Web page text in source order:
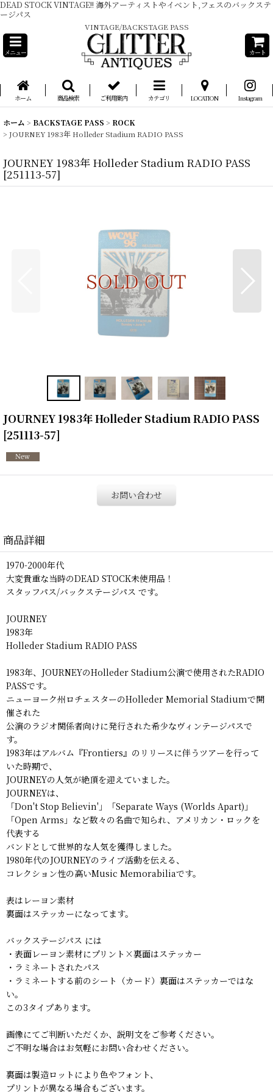
DEAD STOCK VINTAGE!! 海外アーティストやイベント,フェスのバックステ
ージパス
VINTAGE/BACKSTAGE PASS
メニュー カート
ホーム 商品検索 ご利用案内 カテゴリ LOCATION Instagram
ホーム > BACKSTAGE PASS > ROCK
> JOURNEY 1983年 Holleder Stadium RADIO PASS
JOURNEY 1983年 Holleder Stadium RADIO PASS
[251113-57]
JOURNEY 1983年 Holleder Stadium RADIO PASS
[251113-57]
お問い合わせ
商品詳細
1970-2000年代
大変貴重な当時のDEAD STOCK未使用品！
スタッフパス/バックステージパス です。
JOURNEY
1983年
Holleder Stadium RADIO PASS
1983年、JOURNEYのHolleder Stadium公演で使用されたRADIO
PASSです。
ニューヨーク州ロチェスターのHolleder Memorial Stadiumで開
催された
公演のラジオ関係者向けに発行された希少なヴィンテージパスで
す。
1983年はアルバム『Frontiers』のリリースに伴うツアーを行って
いた時期で、
JOURNEYの人気が絶頂を迎えていました。
JOURNEYは、
「Don't Stop Believin'」「Separate Ways (Worlds Apart)」
「Open Arms」など数々の名曲で知られ、アメリカン・ロックを
代表する
バンドとして世界的な人気を獲得しました。
1980年代のJOURNEYのライブ活動を伝える、
コレクション性の高いMusic Memorabiliaです。
表はレーヨン素材
裏面はステッカーになってます。
バックステージパス には
・表面レーヨン素材にプリント×裏面はステッカー
・ラミネートされたパス
・ラミネートする前のシート（カード）裏面はステッカーではな
い。
この3タイプあります。
画像にてご判断いただくか、説明文をご参考ください。
ご不明な場合はお気軽にお問い合わせください。
裏面は製造ロットにより色やフォント、
プリントが異なる場合もございます。